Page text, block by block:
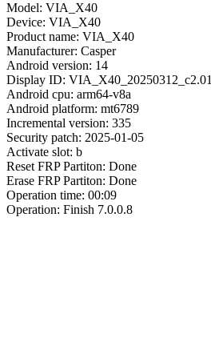
Model: VIA_X40
Device: VIA_X40
Product name: VIA_X40
Manufacturer: Casper
Android version: 14
Display ID: VIA_X40_20250312_c2.01
Android cpu: arm64-v8a
Android platform: mt6789
Incremental version: 335
Security patch: 2025-01-05
Activate slot: b
Reset FRP Partiton: Done
Erase FRP Partiton: Done
Operation time: 00:09
Operation: Finish 7.0.0.8